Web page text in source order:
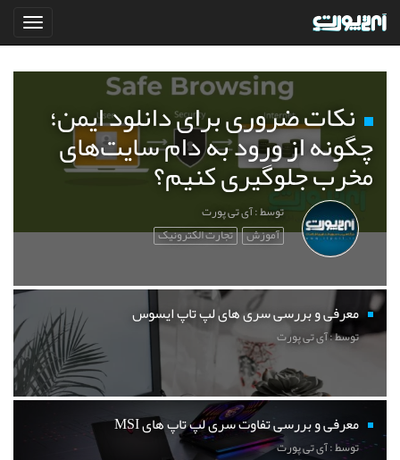
نکات ضروری برای دانلود ایمن؛
چگونه از ورود به دام سایت‌های
مخرب جلوگیری کنیم؟
توسط : آی تی پورت
آموزش تجارت الکترونیک
معرفی و بررسی سری های لپ تاپ ایسوس
توسط : آی تی پورت
معرفی و بررسی تفاوت سری لپ تاپ های MSI
توسط : آی تی پورت